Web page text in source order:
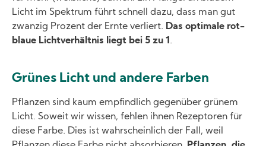
Licht im Spektrum führt schnell dazu, dass man gut
zwanzig Prozent der Ernte verliert. Das optimale rot-
blaue Lichtverhältnis liegt bei 5 zu 1 .
Grünes Licht und andere Farben
Pflanzen sind kaum empfindlich gegenüber grünem
Licht. Soweit wir wissen, fehlen ihnen Rezeptoren für
diese Farbe. Dies ist wahrscheinlich der Fall, weil